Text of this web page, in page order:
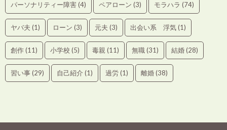
パーソナリティー障害(4) ペアローン (3) モラハラ (74)
ヤバ夫 (1) ローン (3) 元夫 (3) 出会い系 浮気(1)
創作(11) 小学校 (5) 毒親 (11) 無職(31) 結婚(28)
習い事(29) 自己紹介 (1) 過労(1) 離婚(38)